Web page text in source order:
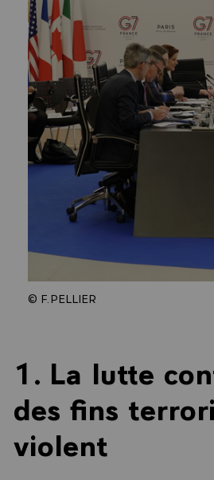
© F.PELLIER
1. La lutte
des fins
violent